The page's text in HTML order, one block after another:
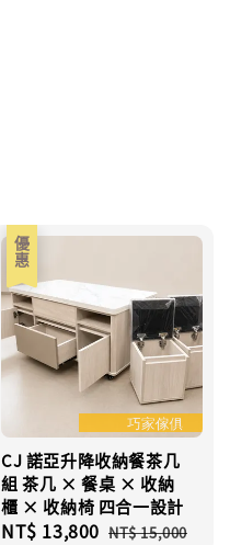
優惠
CJ 諾亞升降收納餐茶几
組 茶几 × 餐桌 × 收納
櫃 × 收納椅 四合一設計
Sale
NT$ 13,800 Regular
NT$ 15,000